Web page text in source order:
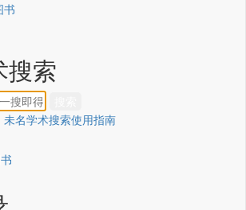
书
搜索
未名学术搜索使用指南